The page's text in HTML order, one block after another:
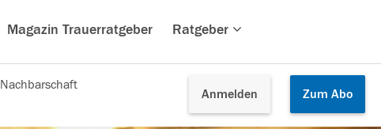
Magazin Trauerratgeber Ratgeber
Anmelden Zum Abo
Nachbarschaft